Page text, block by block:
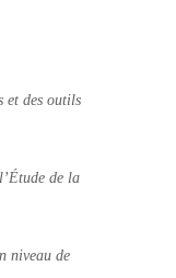
et des outils
de la
niveau de